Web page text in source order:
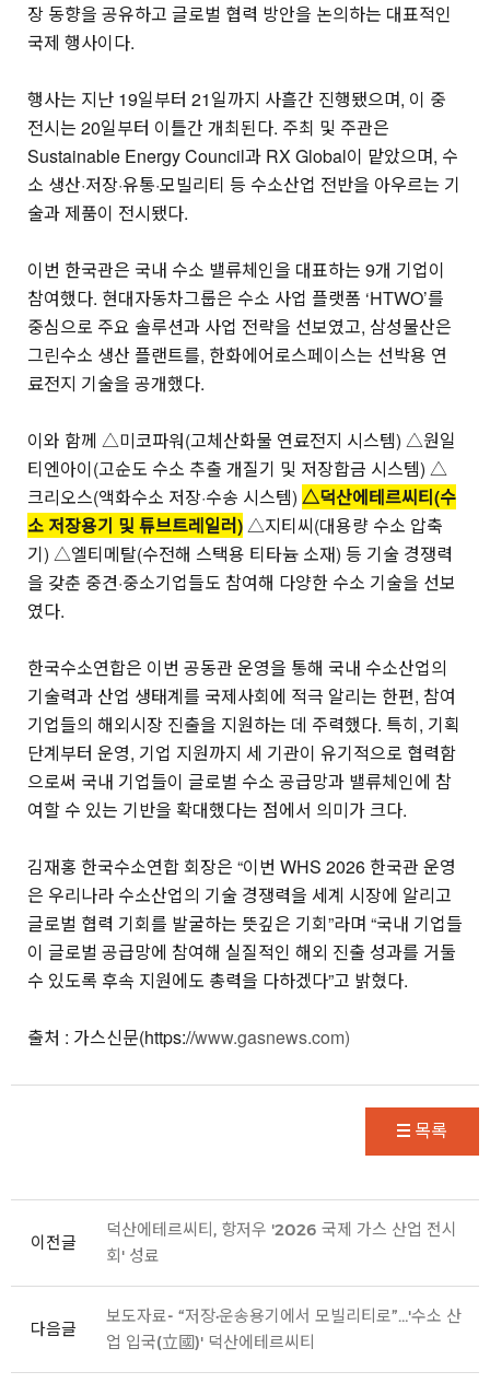
장 동향을 공유하고 글로벌 협력 방안을 논의하는 대표적인
국제 행사이다.
행사는 지난 19일부터 21일까지 사흘간 진행됐으며, 이 중
전시는 20일부터 이틀간 개최된다. 주최 및 주관은
Sustainable Energy Council과 RX Global이 맡았으며, 수
소 생산·저장·유통·모빌리티 등 수소산업 전반을 아우르는 기
술과 제품이 전시됐다.
이번 한국관은 국내 수소 밸류체인을 대표하는 9개 기업이
참여했다. 현대자동차그룹은 수소 사업 플랫폼 ‘HTWO’를
중심으로 주요 솔루션과 사업 전략을 선보였고, 삼성물산은
그린수소 생산 플랜트를, 한화에어로스페이스는 선박용 연
료전지 기술을 공개했다.
이와 함께 △미코파워(고체산화물 연료전지 시스템) △원일
티엔아이(고순도 수소 추출 개질기 및 저장합금 시스템) △
크리오스(액화수소 저장·수송 시스템) △덕산에테르씨티(수
소 저장용기 및 튜브트레일러)△지티씨(대용량 수소 압축
기) △엘티메탈(수전해 스택용 티타늄 소재) 등 기술 경쟁력
을 갖춘 중견·중소기업들도 참여해 다양한 수소 기술을 선보
였다.
한국수소연합은 이번 공동관 운영을 통해 국내 수소산업의
기술력과 산업 생태계를 국제사회에 적극 알리는 한편, 참여
기업들의 해외시장 진출을 지원하는 데 주력했다. 특히, 기획
단계부터 운영, 기업 지원까지 세 기관이 유기적으로 협력함
으로써 국내 기업들이 글로벌 수소 공급망과 밸류체인에 참
여할 수 있는 기반을 확대했다는 점에서 의미가 크다.
김재홍 한국수소연합 회장은 “이번 WHS 2026 한국관 운영
은 우리나라 수소산업의 기술 경쟁력을 세계 시장에 알리고
글로벌 협력 기회를 발굴하는 뜻깊은 기회”라며 “국내 기업들
이 글로벌 공급망에 참여해 실질적인 해외 진출 성과를 거둘
수 있도록 후속 지원에도 총력을 다하겠다”고 밝혔다.
출처 : 가스신문(https://www.gasnews.com)
목록
이전글
덕산에테르씨티, 항저우 '2026 국제 가스 산업 전시
회' 성료
다음글
보도자료- “저장·운송용기에서 모빌리티로”…'수소 산
업 입국(立國)' 덕산에테르씨티